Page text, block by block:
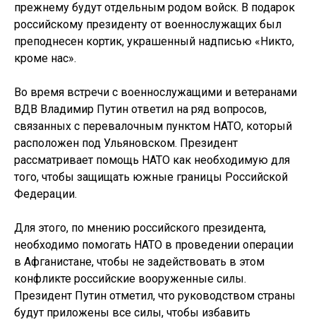
прежнему будут отдельным родом войск. В подарок
российскому президенту от военнослужащих был
преподнесен кортик, украшенный надписью «Никто,
кроме нас».
Во время встречи с военнослужащими и ветеранами
ВДВ Владимир Путин ответил на ряд вопросов,
связанных с перевалочным пунктом НАТО, который
расположен под Ульяновском. Президент
рассматривает помощь НАТО как необходимую для
того, чтобы защищать южные границы Российской
Федерации.
Для этого, по мнению российского президента,
необходимо помогать НАТО в проведении операции
в Афганистане, чтобы не задействовать в этом
конфликте российские вооруженные силы.
Президент Путин отметил, что руководством страны
будут приложены все силы, чтобы избавить